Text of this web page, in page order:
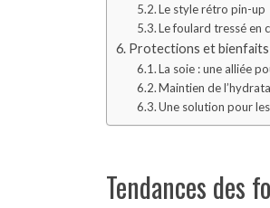
Le style rétro pin-up
Le foulard tressé en
Protections et
La soie : une alliée
Maintien de
Une solution pour
Tendances des